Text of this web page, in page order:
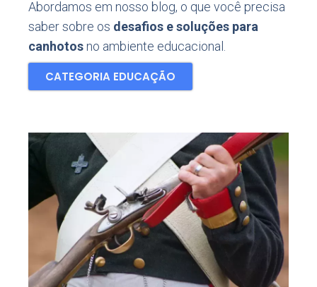
Abordamos em nosso blog, o que você precisa
saber sobre os desafios e soluções para
canhotos no ambiente educacional.
CATEGORIA EDUCAÇÃO